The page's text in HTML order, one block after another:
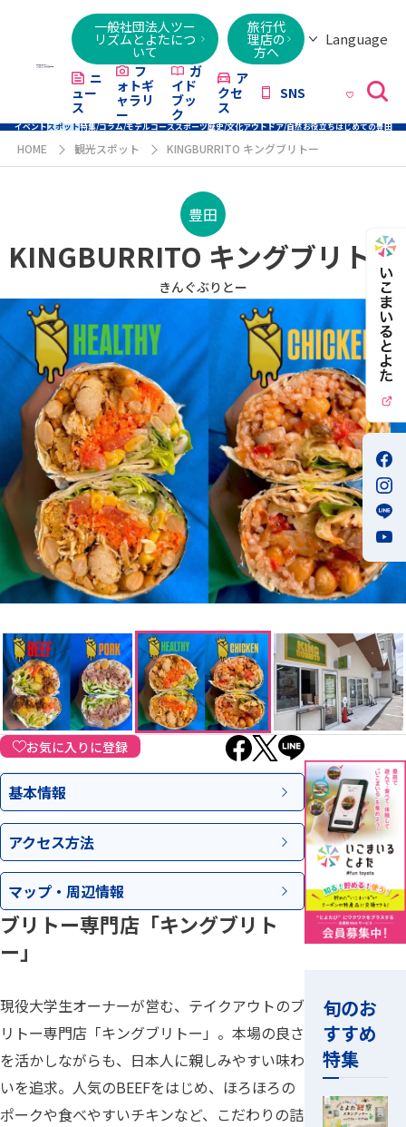
一般社団法人ツー
リズムとよたにつ
いて
旅行代
理店の
方へ
Language
Việt
ニ
ュー
ス
フ
ォトギ
ャラリ
ー
ガ
イド
ブッ
ク
ア
クセ
ス
SNS
イベントスポット特集/コラム/モデルコーススポーツ歴史/文化アウトドア/自然お役立ちはじめての豊田
HOME 観光スポット KINGBURRITO キングブリトー
豊田
KINGBURRITO キングブリトー
きんぐぶりとー
お気に入りに登録
基本情報
アクセス方法
マップ・ 周辺情報
ブリトー専門店「キングブリト
ー」
現役大学生オーナーが営む、テイクアウトのブ
リトー専門店「キングブリトー」。本場の良さ
を活かしながらも、日本人に親しみやすい味わ
いを追求。人気のBEEFをはじめ、ほろほろの
ポークや食べやすいチキンなど、こだわりの詰
旬のお
すすめ
特集